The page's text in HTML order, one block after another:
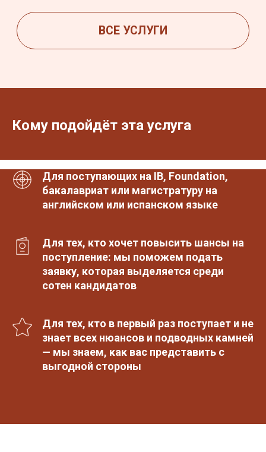
Кому подойдёт эта услуга
Для поступающих на IB, Foundation,
бакалавриат или магистратуру на
английском или испанском языке
Для тех, кто хочет повысить шансы на
поступление: мы поможем подать
заявку, которая выделяется среди
сотен кандидатов
Для тех, кто в первый раз поступает и не
знает всех нюансов и подводных камней
— мы знаем, как вас представить с
выгодной стороны